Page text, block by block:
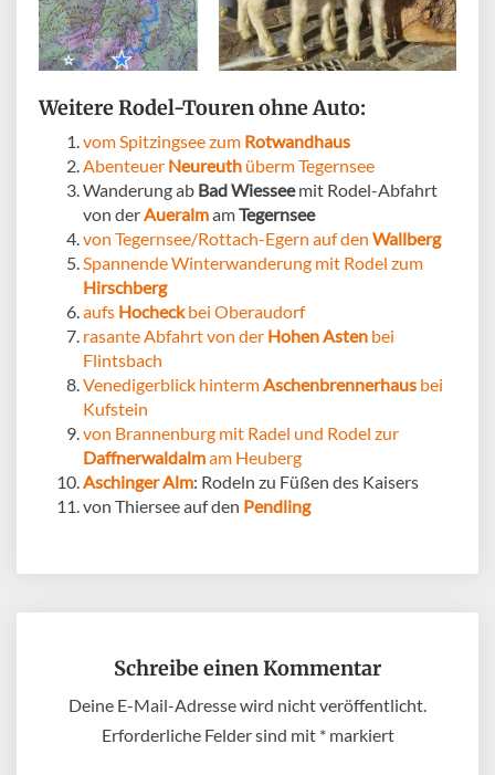
Weitere Rodel-Touren ohne Auto:
vom Spitzingsee zum Rotwandhaus
Abenteuer Neureuth überm Tegernsee
Wanderung ab Bad Wiesseemit Rodel-Abfahrt
von derAueralmamTegernsee
von Tegernsee/Rottach-Egern auf den Wallberg
Spannende Winterwanderung mit Rodel zum
Hirschberg
aufs Hocheckbei Oberaudorf
rasante Abfahrt von der Hohen Asten bei
Flintsbach
Venedigerblick hintermAschenbrennerhaus bei
Kufstein
von Brannenburg mit Radel und Rodel zur
Daffnerwaldalmam Heuberg
Aschinger Alm: Rodeln zu Füßen des Kaisers
von Thiersee auf den Pendling
Schreibe einen Kommentar
Deine E-Mail-Adresse wird nicht veröffentlicht.
Erforderliche Felder sind mit *markiert